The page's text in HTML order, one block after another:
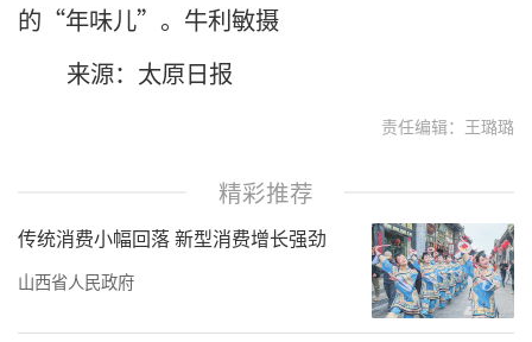
的“年味儿”。牛利敏摄
来源：太原日报
责任编辑：王璐璐
精彩推荐
传统消费小幅回落 新型消费增长强劲
山西省人民政府